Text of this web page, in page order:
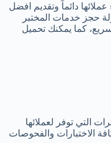
دائماً وتقديم افضل
حجز خدمات المختبر
كما يمكنك تحميل
التي توفر لعملائها
الاختبارات والفحوصات